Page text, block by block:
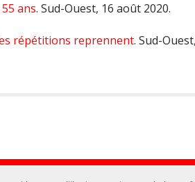
ans. Sud-Ouest, 16 août 2020.
répétitions reprennent. Sud-Ouest,